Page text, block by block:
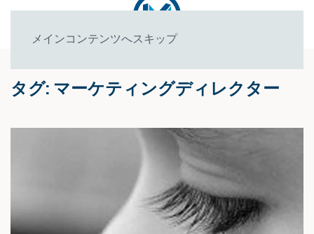
メインコンテンツへスキップ
タグ: マーケティングディレクター